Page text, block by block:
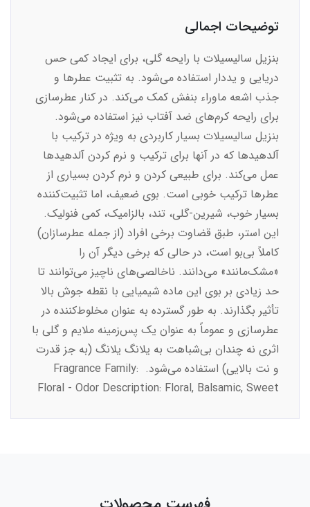
توضیحات اجمالی
بنزیل سالیسیلات با رایحه‌ گلی، برای ایجاد کمی حس
دریایی و یددار استفاده می‌شود. به تثبیت عطرها و
جذب اشعه ماوراء بنفش کمک می‌کند. در کنار عطرسازی
برای رایحه کرم‌های ضد آفتاب نیز استفاده می‌شود.
بنزیل سالیسیلات بسیار کاربردی به ویژه در ترکیب با
آلدهیدها که در آنها برای ترکیب و نرم کردن آلدهیدها
عمل می‌کند. برای طبیعی کردن و نرم کردن بسیاری از
عطرها ترکیب خوبی است. بوی ضعیف، اما تثبیت‌کننده
بسیار خوب، شیرین-گلی، تند، بالزامیک، کمی فنولیک.
این استر، طبق قضاوت برخی افراد (از جمله عطرسازان)
کاملاً بی‌بو است، در حالی که برخی دیگر آن را
«مشک‌مانند» می‌دانند. ناخالصی‌های ناچیز می‌توانند تا
حد زیادی بر بوی این ماده شیمیایی با نقطه جوش بالا
تأثیر بگذارند. به طور گسترده به عنوان مخلوط‌کننده در
عطرسازی و عموماً به عنوان یک پس‌زمینه ملایم و گلی با
اثری نه چندان بی‌شباهت به یلانگ یلانگ (به جز قدرت
و نت بالایی) استفاده می‌شود. Fragrance Family:
Floral - Odor Description: Floral, Balsamic, Sweet